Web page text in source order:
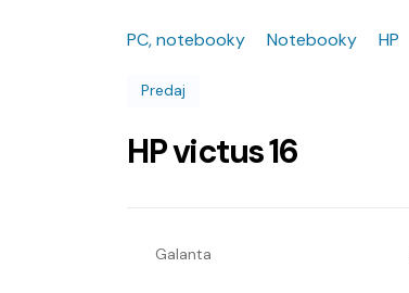
PC, notebooky Notebooky HP
Predaj
HP victus 16
Galanta